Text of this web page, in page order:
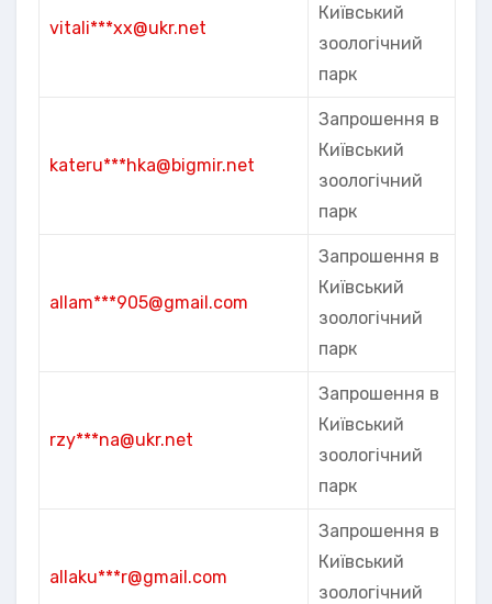
vitali***xx@ukr.net
Київський
зоологічний
парк
kateru***hka@bigmir.net
Запрошення в
Київський
зоологічний
парк
allam***905@gmail.com
Запрошення в
Київський
зоологічний
парк
rzy***na@ukr.net
Запрошення в
Київський
зоологічний
парк
allaku***r@gmail.com
Запрошення в
Київський
зоологічний